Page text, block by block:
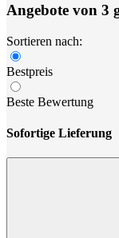
Angebote von 3
Sortieren nach:
Bestpreis
Beste Bewertung
Sofortige Lieferung